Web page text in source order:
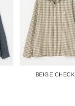
BEIGE CHECK